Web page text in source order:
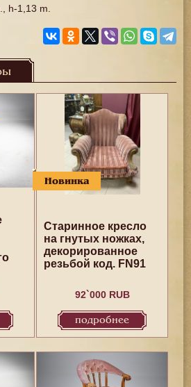
h-1,13 m.
Новинка
Старинное кресло
на гнутых ножках,
декорированное
резьбой код. FN91
92`000 RUB
подробнее